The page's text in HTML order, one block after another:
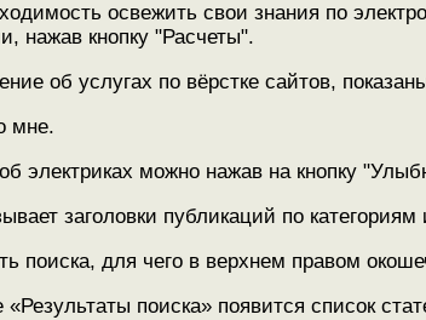
освежить свои знания по
нажав кнопку "Расчеты".
об услугах по вёрстке сайтов,
мне.
электриках можно нажав на кнопку
заголовки публикаций по
поиска, для чего в верхнем правом
поиска» появится список